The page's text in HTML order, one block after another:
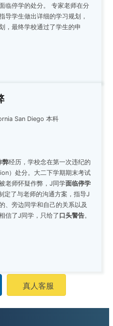
临停学的处分。
专家老师在分
导学生做出详细的学习规划，
，最终学校通过了学生的申
San Diego 本科
弊经历，学校念在第一次违纪的
）处分。大二下学期期末考试
老师怀疑作弊，J同学面临停学
定了与老师的沟通方案，指导J
、旁边同学和自己的关系以及
信了J同学，只给了 口头警告。
真人客服